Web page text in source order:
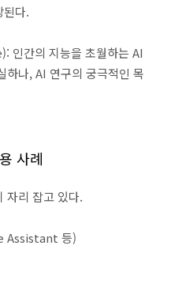
된다.
인간의 지능을 초월하는 AI
하나, AI 연구의 궁극적인 목
사례
자리 잡고 있다.
Assistant 등)